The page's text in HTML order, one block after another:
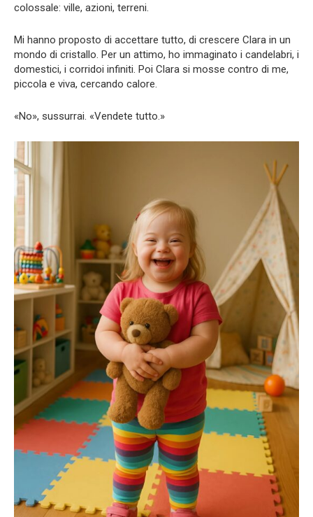
colossale: ville, azioni, terreni.
Mi hanno proposto di accettare tutto, di crescere Clara in un
mondo di cristallo. Per un attimo, ho immaginato i candelabri, i
domestici, i corridoi infiniti. Poi Clara si mosse contro di me,
piccola e viva, cercando calore.
«No», sussurrai. «Vendete tutto.»